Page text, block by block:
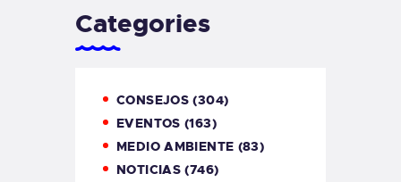
Categories
CONSEJOS (304)
EVENTOS (163)
MEDIO AMBIENTE (83)
NOTICIAS (746)